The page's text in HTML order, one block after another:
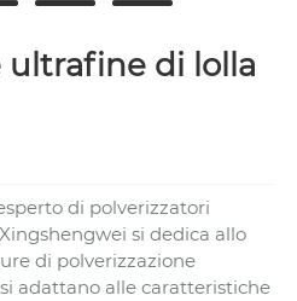
ultrafine di lolla
di polverizzatori
si dedica allo
di polverizzazione
adattano alle caratteristiche